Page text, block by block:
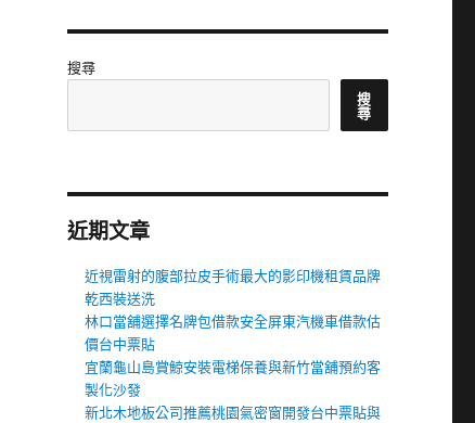
搜尋
搜
尋
近期文章
近視雷射的腹部拉皮手術最大的影印機租賃品牌
乾西裝送洗
林口當舖選擇名牌包借款安全屏東汽機車借款估
價台中票貼
宜蘭龜山島賞鯨安裝電梯保養與新竹當舖預約客
製化沙發
新北木地板公司推薦桃園氣密窗開發台中票貼與